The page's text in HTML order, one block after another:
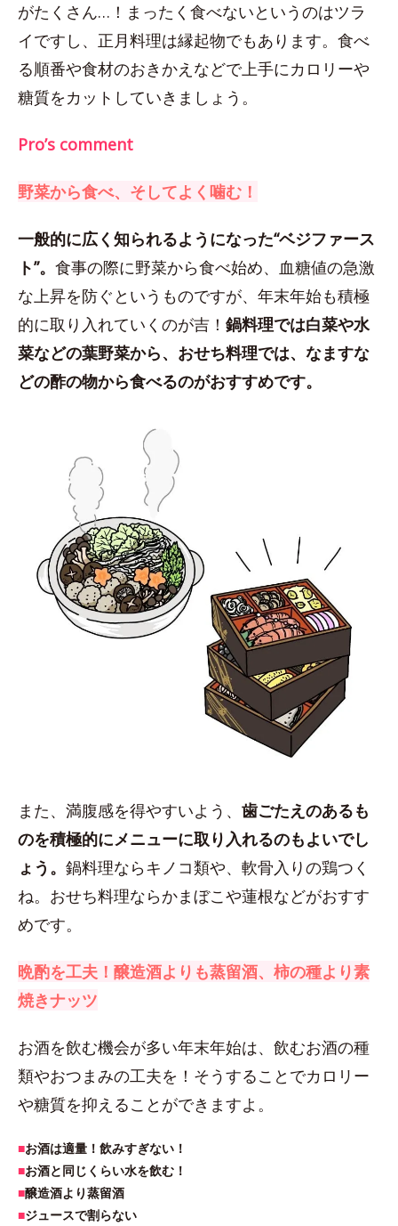
がたくさん…！まったく食べないというのはツラ
イですし、正月料理は縁起物でもあります。食べ
る順番や食材のおきかえなどで上手にカロリーや
糖質をカットしていきましょう。
Pro’s comment
野菜から食べ、そしてよく噛む！
一般的に広く知られるようになった“ベジファース
ト”。 食事の際に野菜から食べ始め、血糖値の急激
な上昇を防ぐというものですが、年末年始も積極
的に取り入れていくのが吉！ 鍋料理では白菜や水
菜などの葉野菜から、おせち料理では、なますな
どの酢の物から食べるのがおすすめです。
また、満腹感を得やすいよう、 歯ごたえのあるも
のを積極的にメニューに取り入れるのもよいでし
ょう。 鍋料理ならキノコ類や、軟骨入りの鶏つく
ね。おせち料理ならかまぼこや蓮根などがおすす
めです。
晩酌を工夫！醸造酒よりも蒸留酒、柿の種より素
焼きナッツ
お酒を飲む機会が多い年末年始は、飲むお酒の種
類やおつまみの工夫を！そうすることでカロリー
や糖質を抑えることができますよ。
■お酒は適量！飲みすぎない！
■お酒と同じくらい水を飲む！
■醸造酒より蒸留酒
■ジュースで割らない